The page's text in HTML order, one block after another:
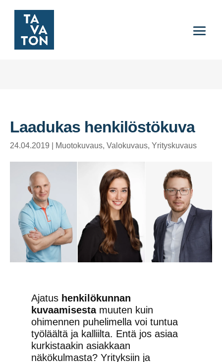
Laadukas henkilöstökuva
24.04.2019 Muotokuvaus, Valokuvaus, Yrityskuvaus
Ajatus henkilökunnan
kuvaamisestamuuten kuin
ohimennen puhelimella voi tuntua
työläältä ja kalliilta. Entä jos asiaa
kurkistaakin asiakkaan
näkökulmasta? Yrityksiin ja